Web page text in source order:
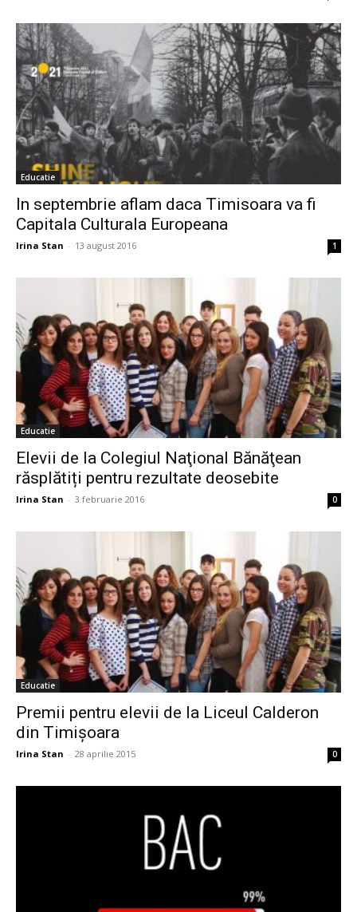
Educatie
In septembrie aflam daca Timisoara va fi
Capitala Culturala Europeana
Irina Stan - 13 august 2016 1
Educatie
Elevii de la Colegiul Naţional Bănăţean
răsplătiți pentru rezultate deosebite
Irina Stan - 3 februarie 2016 0
Educatie
Premii pentru elevii de la Liceul Calderon
din Timișoara
Irina Stan - 28 aprilie 2015 0